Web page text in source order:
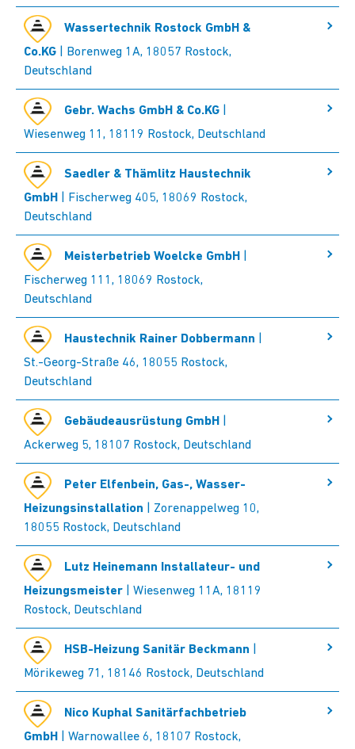
Wassertechnik Rostock GmbH &
Co.KG | Borenweg 1A, 18057 Rostock,
Deutschland
Gebr. Wachs GmbH & Co.KG
Wiesenweg 11, 18119 Rostock, Deutschland
Saedler & Thämlitz Haustechnik
GmbH
| Fischerweg 405, 18069 Rostock,
Deutschland
Meisterbetrieb Woelcke GmbH
Fischerweg 111, 18069 Rostock,
Deutschland
Haustechnik Rainer Dobbermann
St.-Georg-Straße 46, 18055 Rostock,
Deutschland
Gebäudeausrüstung GmbH
Ackerweg 5, 18107 Rostock, Deutschland
Peter Elfenbein, Gas-, Wasser-
Heizungsinstallation | Zorenappelweg 10,
18055 Rostock, Deutschland
Lutz Heinemann Installateur- und
Heizungsmeister | Wiesenweg 11A, 18119
Rostock, Deutschland
HSB-Heizung Sanitär Beckmann
Mörikeweg 71, 18146 Rostock, Deutschland
Nico Kuphal Sanitärfachbetrieb
GmbH
| Warnowallee 6, 18107 Rostock,